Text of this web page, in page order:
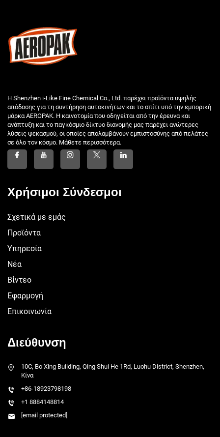
Η Shenzhen i-Like Fine Chemical Co., Ltd. παρέχει προϊόντα υψηλής
απόδοσης για τη συντήρηση αυτοκινήτων και το σπίτι υπό την εμπορική
μάρκα AEROPAK. Η καινοτομία που οδηγείται από την έρευνα και
ανάπτυξη και το παγκόσμιο δίκτυο διανομής μας παρέχει ανώτερες
λύσεις ψεκασμού, οι οποίες απολαμβάνουν εμπιστοσύνης από πελάτες
σε όλο τον κόσμο. Μάθετε περισσότερα.
Χρήσιμοι Σύνδεσμοι
Σχετικά με εμάς
Προϊόντα
Υπηρεσία
Νέα
Βίντεο
Εφαρμογή
Επικοινωνία
Διεύθυνση
10C, Bo Xing Building, Qing Shui He 1Rd, Luohu District, Shenzhen,
Κίνα
+86-18923798198
+1 8884148814
[email protected]